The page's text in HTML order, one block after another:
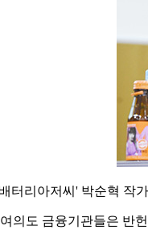
터리아저씨' 박순혁 작
의도 금융기관들은 반